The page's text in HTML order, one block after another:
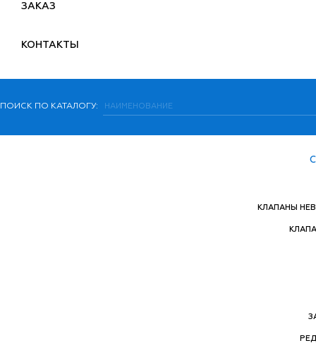
ЗАКАЗ
КОНТАКТЫ
ПОИСК ПО КАТАЛОГУ:
КЛАПАНЫ